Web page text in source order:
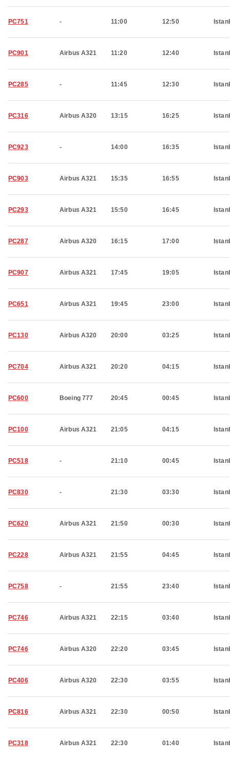
PC751 - 11:00 12:50
PC901 Airbus A321 11:20 12:40
PC285 - 11:45 12:30
PC316 Airbus A320 13:15 16:25
PC923 - 14:00 16:35
PC903 Airbus A321 15:35 16:55
PC293 Airbus A321 15:50 16:45
PC287 Airbus A320 16:15 17:00
PC907 Airbus A321 17:45 19:05
PC651 Airbus A321 19:45 23:00
PC130 Airbus A320 20:00 03:25
PC704 Airbus A321 20:20 04:15
PC600 Boeing 777 20:45 00:45
PC100 Airbus A321 21:05 04:15
PC518 - 21:10 00:45
PC830 - 21:30 03:30
PC620 Airbus A321 21:50 00:30
PC228 Airbus A321 21:55 04:45
PC758 - 21:55 23:40
PC746 Airbus A321 22:15 03:40
PC746 Airbus A320 22:20 03:45
PC406 Airbus A320 22:30 03:55
PC816 Airbus A321 22:30 00:50
PC318 Airbus A321 22:30 01:40